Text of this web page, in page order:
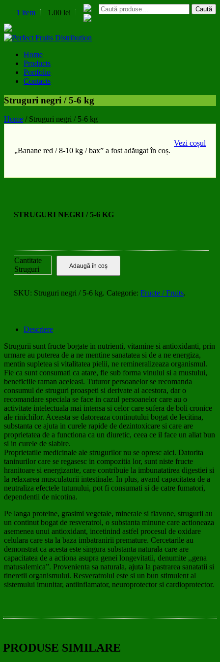
1 item 1.00 lei Caută
Home
Products
Portfolio
Contacts
Struguri negri / 5-6 kg
Home / Struguri negri / 5-6 kg
Vezi coșul
„Banane red / 8-10 kg / bax” a fost adăugat în coș.
STRUGURI NEGRI / 5-6 KG
of
5
Cantitate
Struguri
Adaugă în coș
SKU: Struguri negri / 5-6 kg. Categorie: Fructe / Fruits.
Descriere
Strugurii sunt fructe bogate in nutrienti, vitamine si antioxidanti, prin
urmare au puterea de a ne mentine sanatatea si de a ne energiza,
mentin supletea si vitalitatea pielii, ne remineralizeaza organismul.
Fie ca sunt consumati ca atare, fie sub forma vinului si a mustului,
beneficiile raman aceleasi. Tuturor persoanelor se recomanda
consumul de struguri proaspeti si derivate ai acestora, dar o
recomandare speciala se face in cazul persoanelor care au o
activitate intelectuala mai intensa si celor care sufera de boli cronice
ale rinichilor. Aceasta se datoreaza continutului bogat de lecitina,
substanta ce ajuta in curele rapide de dezintoxicare si care are
proprietatea de a functiona ca un diuretic, ceea ce il face un aliat bun
si in curele de slabire.
Proprietatile medicinale ale strugurilor nu se opresc aici. Datorita
taninurilor care se regasesc in compozitia lor, sunt niste fructe
hranitoare si energizante, care contribuie la imbunatatirea digestiei si
la relaxarea musculaturii intestinale. In plus, avand capacitatea de a
neutraliza efectele tutunului, pot fi consumati si de catre fumatori,
dependentii de nicotina.
Pe langa proteine, grasimi vegetale, minerale si flavone, strugurii au
un continut bogat de resveratrol, o substanta minune care actioneaza
asemenea unui antioxidant, incetinind astfel procesul de oxidare
celulara care sta la baza imbatranirii premature. Cercetarile au
demonstrat ca acesta este singura substanta naturala care are
capacitatea de a actiona asupra genei longevitatii, denumite ,,gena
matusalemica”. Provenienta sa naturala, ajuta la pastrarea sanatatii si
tineretii organismului. Resveratrolul este si un bun stimulent al
sistemului imunitar, antiinflamator, neuroprotector si cardioprotector.
PRODUSE SIMILARE